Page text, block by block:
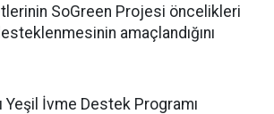
SoGreen Projesi öncelikleri
amaçlandığını
Yeşil İvme Destek Programı